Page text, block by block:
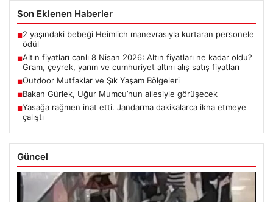
Son Eklenen Haberler
■2 yaşındaki bebeği Heimlich manevrasıyla kurtaran personele
ödül
■Altın fiyatları canlı 8 Nisan 2026: Altın fiyatları ne kadar oldu?
Gram, çeyrek, yarım ve cumhuriyet altını alış satış fiyatları
■Outdoor Mutfaklar ve Şık Yaşam Bölgeleri
■Bakan Gürlek, Uğur Mumcu’nun ailesiyle görüşecek
■Yasağa rağmen inat etti. Jandarma dakikalarca ikna etmeye
çalıştı
Güncel